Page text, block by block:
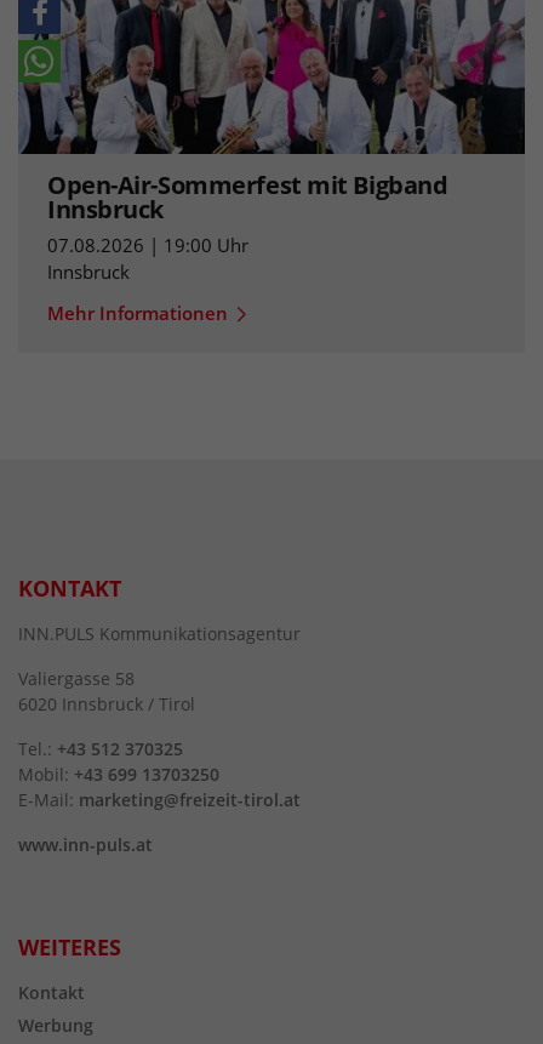
Open-Air-Sommerfest mit Bigband
Innsbruck
07.08.2026 | 19:00 Uhr
Innsbruck
Mehr Informationen
KONTAKT
INN.PULS Kommunikationsagentur
Valiergasse 58
6020 Innsbruck / Tirol
Tel.: +43 512 370325
Mobil: +43 699 13703250
E-Mail: marketing@freizeit-tirol.at
www.inn-puls.at
WEITERES
Kontakt
Werbung